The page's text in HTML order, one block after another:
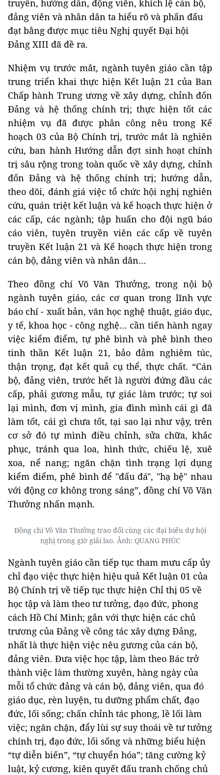
truyền, hướng dẫn, động viên, khích lệ cán bộ,
đảng viên và nhân dân ta hiểu rõ và phấn đấu
đạt bằng được mục tiêu Nghị quyết Đại hội
Đảng XIII đã đề ra.
Nhiệm vụ trước mắt, ngành tuyên giáo cần tập
trung triển khai thực hiện Kết luận 21 của Ban
Chấp hành Trung ương về xây dựng, chỉnh đốn
Đảng và hệ thống chính trị; thực hiện tốt các
nhiệm vụ đã được phân công nêu trong Kế
hoạch 03 của Bộ Chính trị, trước mắt là nghiên
cứu, ban hành Hướng dẫn đợt sinh hoạt chính
trị sâu rộng trong toàn quốc về xây dựng, chỉnh
đốn Đảng và hệ thống chính trị; hướng dẫn,
theo dõi, đánh giá việc tổ chức hội nghị nghiên
cứu, quán triệt kết luận và kế hoạch thực hiện ở
các cấp, các ngành; tập huấn cho đội ngũ báo
cáo viên, tuyên truyền viên các cấp về tuyên
truyền Kết luận 21 và Kế hoạch thực hiện trong
cán bộ, đảng viên và nhân dân…
Theo đồng chí Võ Văn Thưởng, trong nội bộ
ngành tuyên giáo, các cơ quan trong lĩnh vực
báo chí - xuất bản, văn học nghệ thuật, giáo dục,
y tế, khoa học - công nghệ… cần tiến hành ngay
việc kiểm điểm, tự phê bình và phê bình theo
tinh thần Kết luận 21, bảo đảm nghiêm túc,
thận trọng, đạt kết quả cụ thể, thực chất. “Cán
bộ, đảng viên, trước hết là người đứng đầu các
cấp, phải gương mẫu, tự giác làm trước; tự soi
lại mình, đơn vị mình, gia đình mình cái gì đã
làm tốt, cái gì chưa tốt, tại sao lại như vậy, trên
cơ sở đó tự mình điều chỉnh, sửa chữa, khắc
phục, tránh qua loa, hình thức, chiếu lệ, xuê
xoa, nể nang; ngăn chặn tình trạng lợi dụng
kiểm điểm, phê bình để "đấu đá", "hạ bệ" nhau
với động cơ không trong sáng”, đồng chí Võ Văn
Thưởng nhấn mạnh.
Đồng chí Võ Văn Thưởng trao đổi cùng các đại biểu dự hội
nghị trong giờ giải lao. Ảnh: QUANG PHÚC
Ngành tuyên giáo cần tiếp tục tham mưu cấp ủy
chỉ đạo việc thực hiện hiệu quả Kết luận 01 của
Bộ Chính trị về tiếp tục thực hiện Chỉ thị 05 về
học tập và làm theo tư tưởng, đạo đức, phong
cách Hồ Chí Minh; gắn với thực hiện các chủ
trương của Đảng về công tác xây dựng Đảng,
nhất là thực hiện việc nêu gương của cán bộ,
đảng viên. Đưa việc học tập, làm theo Bác trở
thành việc làm thường xuyên, hàng ngày của
mỗi tổ chức đảng và cán bộ, đảng viên, qua đó
giáo dục, rèn luyện, tu dưỡng phẩm chất, đạo
đức, lối sống; chấn chỉnh tác phong, lề lối làm
việc; ngăn chặn, đẩy lùi sự suy thoái về tư tưởng
chính trị, đạo đức, lối sống và những biểu hiện
“tự diễn biến”, “tự chuyển hóa”; tăng cường kỷ
luật, kỷ cương, kiên quyết đấu tranh chống chủ